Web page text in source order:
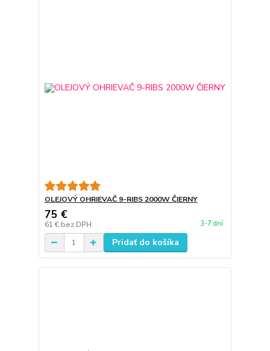
OLEJOVÝ OHRIEVAČ 9-RIBS 2000W ČIERNY
75 €
61 € bez DPH 3-7 dní
Pridať do košíka